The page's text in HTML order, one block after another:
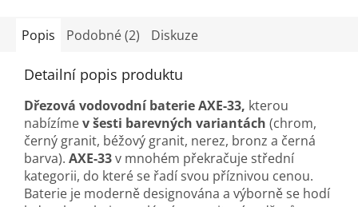
Popis Podobné (2) Diskuze
Detailní popis produktu
Dřezová vodovodní baterie AXE-33, kterou
nabízímev šesti barevných variantách (chrom,
černý granit, béžový granit, nerez, bronz a černá
barva). AXE-33v mnohém překračuje střední
kategorii, do které se řadí svou příznivou cenou.
Baterie je moderně designována a výborně se hodí